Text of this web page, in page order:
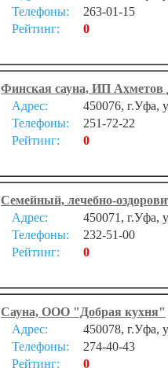
Телефоны:
263-01-15
Рейтинг:
0
Финская сауна, ИП
Адрес:
450076, г.Уфа,
Телефоны:
251-72-22
Рейтинг:
0
Семейный, лечебно-
Адрес:
450071, г.Уфа,
Телефоны:
232-51-00
Рейтинг:
0
Сауна, ООО "Добрая кухня"
Адрес:
450078, г.Уфа,
Телефоны:
274-40-43
Рейтинг:
0